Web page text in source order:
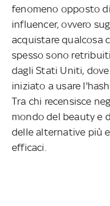
fenomeno opposto
influencer, ovvero
acquistare qualcosa
spesso sono
dagli Stati Uniti,
iniziato a usare
Tra chi recensisce
mondo del beauty e
delle alternative più
efficaci.